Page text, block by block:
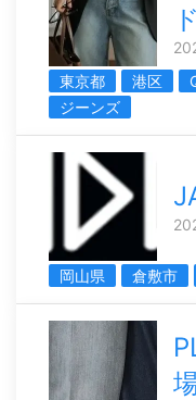
ド
東京都
港区
ジーンズ
岡山県 倉敷市